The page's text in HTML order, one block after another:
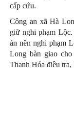
cấp cứu.
Công an xã Hà
giữ nghi phạm
án nên nghi phạm
Long bàn giao
Thanh Hóa điều tra,